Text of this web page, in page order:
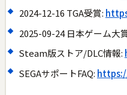
2024-12-16 TGA受賞:
2025-09-24 日本ゲーム大
Steam版ストア/DLC情報:
SEGAサポートFAQ: